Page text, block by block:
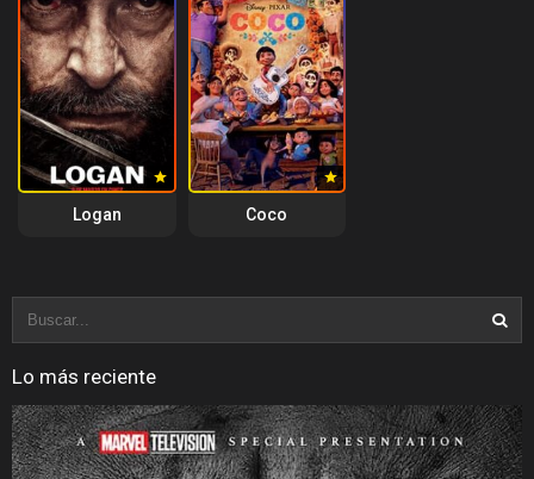
Logan Coco
Lo más reciente